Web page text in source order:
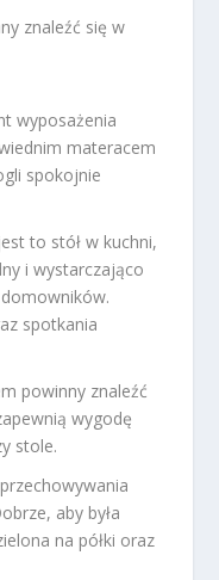
znaleźć się w
wyposażenia
materacem
spokojnie
to stół w kuchni,
i wystarczająco
spotkania
powinny znaleźć
wygodę
stole.
aby była
na półki oraz